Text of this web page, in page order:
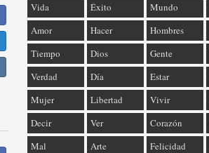
Vida Éxito Mundo
Amor
Hacer Hombres
Tiempo
Dios Gente
Verdad
Día Estar
Mujer
Libertad Vivir
Decir
Ver Corazón
Mal
Arte Felicidad